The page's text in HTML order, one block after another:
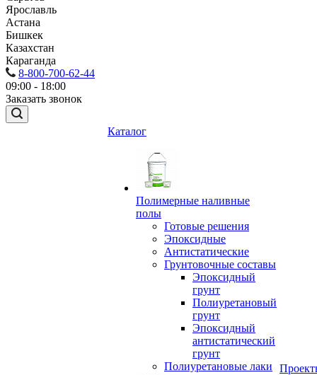
Ярославль
Астана
Бишкек
Казахстан
Караганда
8-800-700-62-44
09:00 - 18:00
Заказать звонок
Каталог
Полимерные наливные
полы
Готовые решения
Эпоксидные
Антистатические
Грунтовочные составы
Эпоксидный
грунт
Полиуретановый
грунт
Эпоксидный
антистатический
грунт
Полиуретановые лаки